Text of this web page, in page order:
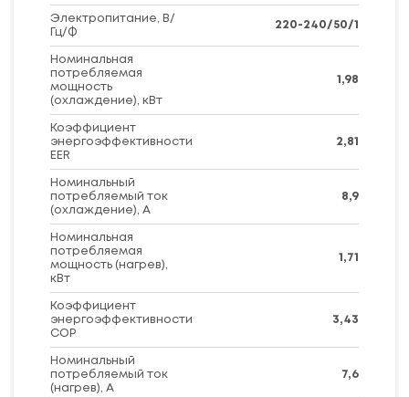
Электропитание, В/
Гц/Ф
220-240/50/1
Номинальная
потребляемая
мощность
(охлаждение), кВт
1,98
Коэффициент
энергоэффективности
EER
2,81
Номинальный
потребляемый ток
(охлаждение), А
8,9
Номинальная
потребляемая
мощность (нагрев),
кВт
1,71
Коэффициент
энергоэффективности
COP
3,43
Номинальный
потребляемый ток
(нагрев), А
7,6